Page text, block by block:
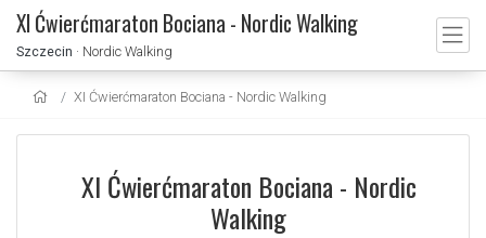
XI Ćwierćmaraton Bociana - Nordic Walking
Szczecin · Nordic Walking
XI Ćwierćmaraton Bociana - Nordic Walking
XI Ćwierćmaraton Bociana - Nordic
Walking